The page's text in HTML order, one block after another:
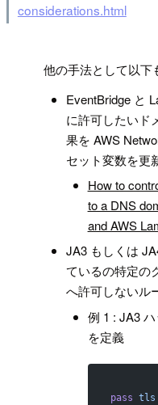
considerations.html
他の手法として以下
EventBridge と
に許可したいド
果を AWS
セット変数を更
How to
to a DNS
and AWS
JA3 もしくは
ているの特定の
へ許可しないル
例 1 : JA3
を定義
pass tls